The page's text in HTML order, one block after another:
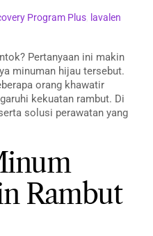
Program Plus, lavalen
Pertanyaan ini makin
minuman hijau tersebut.
orang khawatir
kekuatan rambut. Di
solusi perawatan yang
Rambut